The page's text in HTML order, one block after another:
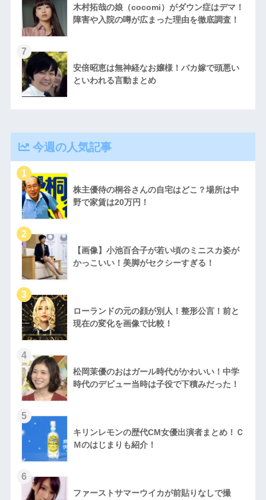
木村拓哉の娘（cocomi）がダウン症はデマ！
障害や入院の噂が広まった理由を徹底調査！
安倍昭恵は無神経なお嬢様！バカ嫁で頭悪い
といわれる言動まとめ
今週の人気記事
株主優待の桐谷さんの自宅はどこ？場所は中
野で家賃は20万円！
【画像】小池百合子が若い頃のミニスカ姿が
かっこいい！美脚がセクシーすぎる！
ローランドの元の顔が別人！整形公言！前と
現在の変化を画像で比較！
松岡茉優のおはガール時代がかわいい！中学
時代のデビュー当時は子役で下積みだった！
キリンレモンの歴代CM女優出演者まとめ！Ｃ
Ｍのはじまりも紹介！
ファーストサマーウイカが前貼りなしで撮